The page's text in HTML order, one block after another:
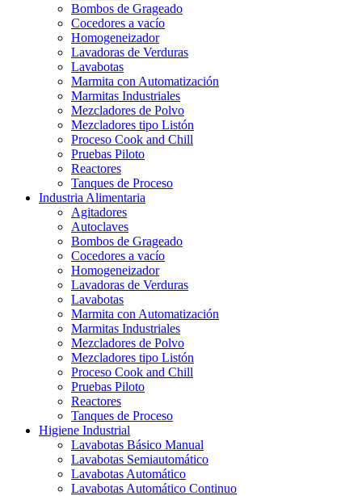
Bombos de Grageado
Cocedores a vacío
Homogeneizador
Lavadoras de Verduras
Lavabotas
Marmita con Automatización
Marmitas Industriales
Mezcladores de Polvo
Mezcladores tipo Listón
Proceso Cook and Chill
Pruebas Piloto
Reactores
Tanques de Proceso
Industria Alimentaria
Agitadores
Autoclaves
Bombos de Grageado
Cocedores a vacío
Homogeneizador
Lavadoras de Verduras
Lavabotas
Marmita con Automatización
Marmitas Industriales
Mezcladores de Polvo
Mezcladores tipo Listón
Proceso Cook and Chill
Pruebas Piloto
Reactores
Tanques de Proceso
Higiene Industrial
Lavabotas Básico Manual
Lavabotas Semiautomático
Lavabotas Automático
Lavabotas Automático Continuo